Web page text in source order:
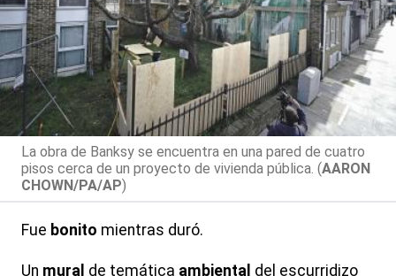
La obra de Banksy se encuentra en una pared de cuatro
pisos cerca de un proyecto de vivienda pública. (AARON
CHOWN/PA/AP)
Fue bonito mientras duró.
Un mural de temática ambiental del escurridizo